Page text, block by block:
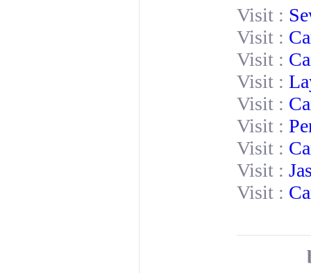
Visit :
Visit :
Visit :
Visit :
Visit :
Visit :
Visit :
Visit :
Visit :